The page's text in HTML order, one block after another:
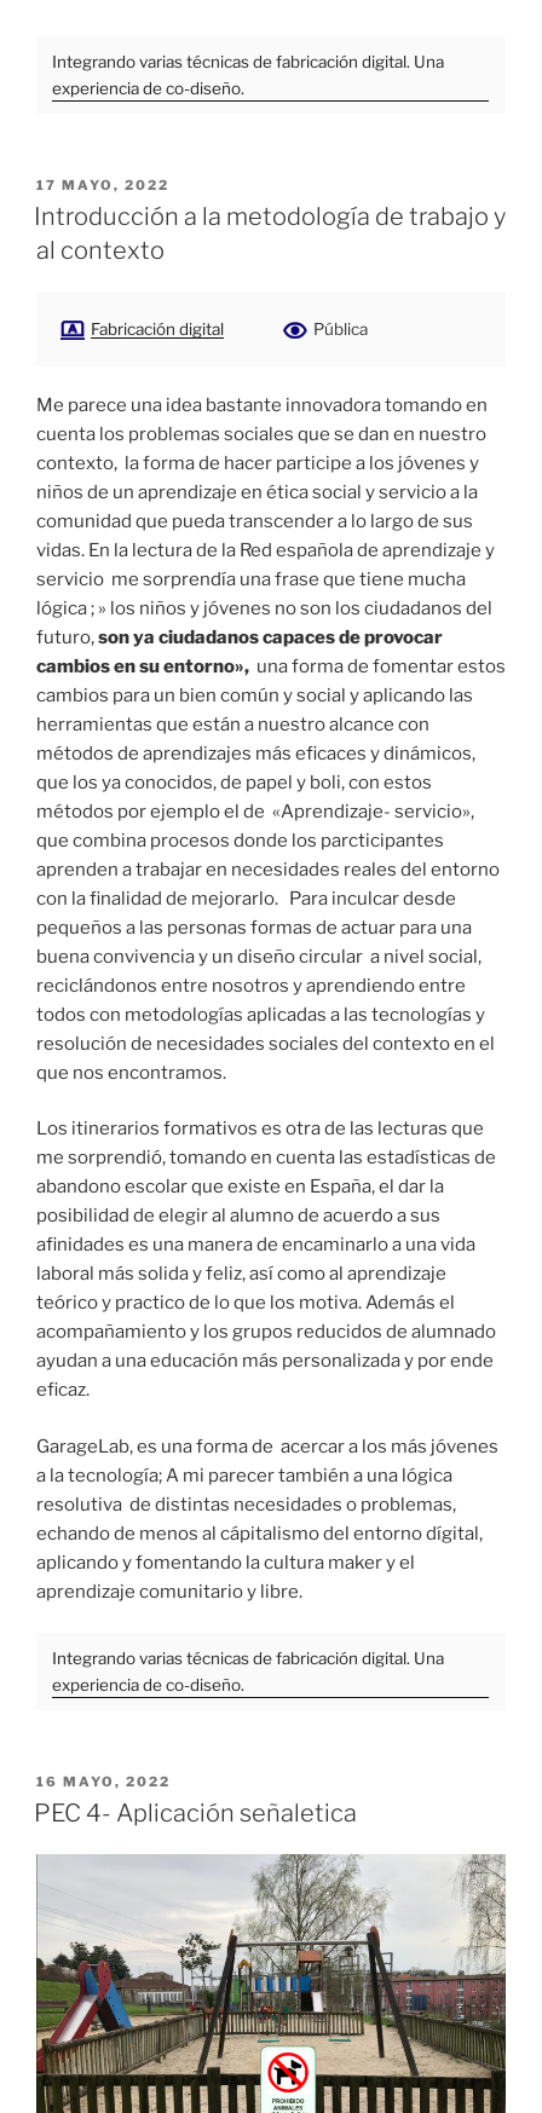
Integrando varias técnicas de fabricación digital. Una
experiencia de co-diseño.
PUBLICADO
EL
17 MAYO, 2022
Introducción a la metodología de trabajo y
al contexto
Fabricación digital Pública
Me parece una idea bastante innovadora tomando en
cuenta los problemas sociales que se dan en nuestro
contexto, la forma de hacer participe a los jóvenes y
niños de un aprendizaje en ética social y servicio a la
comunidad que pueda transcender a lo largo de sus
vidas. En la lectura de la Red española de aprendizaje y
servicio me sorprendía una frase que tiene mucha
lógica ; » los niños y jóvenes no son los ciudadanos del
futuro,son ya ciudadanos capaces de provocar
cambios en su entorno», una forma de fomentar estos
cambios para un bien común y social y aplicando las
herramientas que están a nuestro alcance con
métodos de aprendizajes más eficaces y dinámicos,
que los ya conocidos, de papel y boli, con estos
métodos por ejemplo el de «Aprendizaje- servicio»,
que combina procesos donde los parcticipantes
aprenden a trabajar en necesidades reales del entorno
con la finalidad de mejorarlo. Para inculcar desde
pequeños a las personas formas de actuar para una
buena convivencia y un diseño circular a nivel social,
reciclándonos entre nosotros y aprendiendo entre
todos con metodologías aplicadas a las tecnologías y
resolución de necesidades sociales del contexto en el
que nos encontramos.
Los itinerarios formativos es otra de las lecturas que
me sorprendió, tomando en cuenta las estadísticas de
abandono escolar que existe en España, el dar la
posibilidad de elegir al alumno de acuerdo a sus
afinidades es una manera de encaminarlo a una vida
laboral más solida y feliz, así como al aprendizaje
teórico y practico de lo que los motiva. Además el
acompañamiento y los grupos reducidos de alumnado
ayudan a una educación más personalizada y por ende
eficaz.
GarageLab, es una forma de acercar a los más jóvenes
a la tecnología; A mi parecer también a una lógica
resolutiva de distintas necesidades o problemas,
echando de menos al cápitalismo del entorno dígital,
aplicando y fomentando la cultura maker y el
aprendizaje comunitario y libre.
Integrando varias técnicas de fabricación digital. Una
experiencia de co-diseño.
PUBLICADO
EL
16 MAYO, 2022
PEC 4- Aplicación señaletica